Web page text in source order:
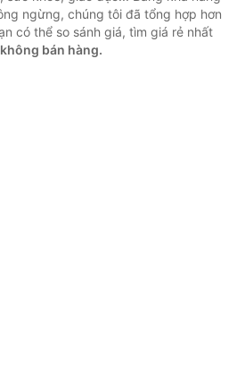
ngừng, chúng tôi đã tổng hợp hơn
có thể so sánh giá, tìm giá rẻ nhất
bán hàng.